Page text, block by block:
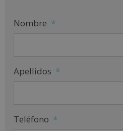
Nombre *
Apellidos *
Teléfono *